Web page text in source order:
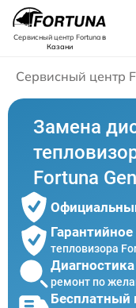
Сервисный центр Fortunaв
Казани
Сервисный центр
Замена
Fortuna
тепловизора
ремонт по
Бесплатный